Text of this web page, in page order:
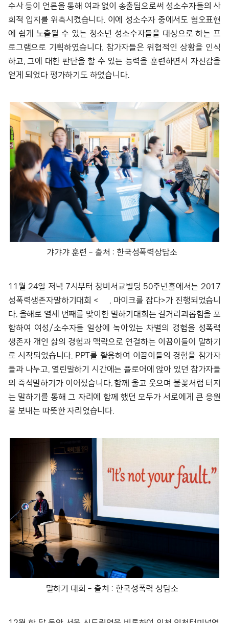
수사 등이 언론을 통해 여과 없이 송출됨으로써 성소수자들의 사
회적 입지를 위축시켰습니다. 이에 성소수자 중에서도 혐오표현
에 쉽게 노출될 수 있는 청소년 성소수자들을 대상으로 하는 프
로그램으로 기획하였습니다. 참가자들은 위협적인 상황을 인식
하고, 그에 대한 판단을 할 수 있는 능력을 훈련하면서 자신감을
얻게 되었다 평가하기도 하였습니다.
갸갸갸 훈련 – 출처 : 한국성폭력상담소
11월 24일 저녁 7시부터 창비서교빌딩 50주년홀에서는 2017
성폭력생존자말하기대회 < , 마이크를 잡다>가 진행되었습니
다. 올해로 열세 번째를 맞이한 말하기대회는 길거리괴롭힘을 포
함하여 여성/소수자들 일상에 녹아있는 차별의 경험을 성폭력
생존자 개인 삶의 경험과 맥락으로 연결하는 이끔이들이 말하기
로 시작되었습니다. PPT를 활용하여 이끔이들의 경험을 참가자
들과 나누고, 열린말하기 시간에는 플로어에 앉아 있던 참가자들
의 즉석말하기가 이어졌습니다. 함께 울고 웃으며 불꽃처럼 터지
는 말하기를 통해 그 자리에 함께 했던 모두가 서로에게 큰 응원
을 보내는 따뜻한 자리였습니다.
말하기 대회 – 출처 : 한국성폭력 상담소